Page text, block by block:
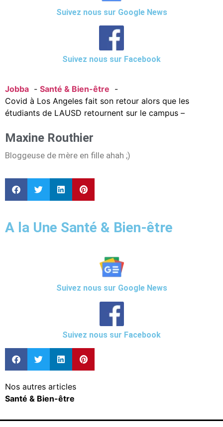
Suivez nous sur Google News
Suivez nous sur Facebook
Jobba
Santé & Bien-être
Covid à Los Angeles fait son retour alors que les
étudiants de LAUSD retournent sur le campus –
Maxine Routhier
Bloggeuse de mère en fille ahah ;)
A la Une Santé & Bien-être
Suivez nous sur Google News
Suivez nous sur Facebook
Nos autres articles
Santé & Bien-être